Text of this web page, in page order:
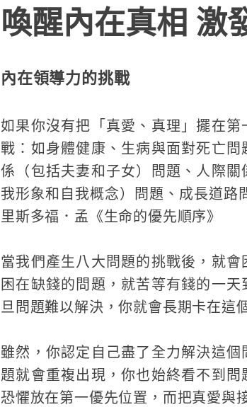
喚醒內在真相 激
內在領導力的挑戰
如果你沒有把「真愛、真理」擺在
戰：如身體健康、生病與面對死亡
係（包括夫妻和子女）問題、人際
我形象和自我概念）問題、成長道
里斯多福．孟《生命的優先順序》
當我們產生八大問題的挑戰後，就
困在缺錢的問題，就苦等有錢的一
旦問題難以解決，你就會長期卡在這
雖然，你認定自己盡了全力解決這
題就會重複出現，你也始終看不到
恐懼放在第一優先位置，而把真愛與